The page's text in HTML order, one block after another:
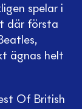
spelar i
där första
ägnas helt
Of British